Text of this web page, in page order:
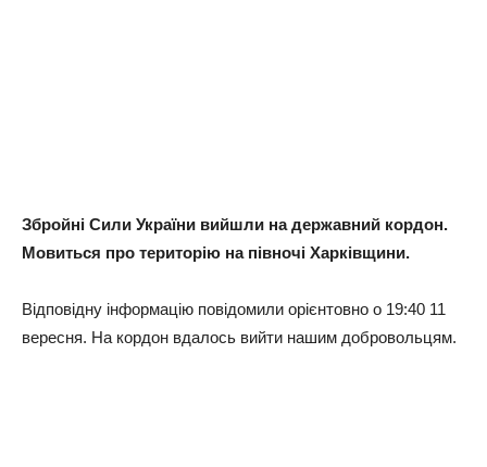
Збройні Сили України вийшли на державний кордон.
Мовиться про територію на півночі Харківщини.
Відповідну інформацію повідомили орієнтовно о 19:40 11
вересня. На кордон вдалось вийти нашим добровольцям.